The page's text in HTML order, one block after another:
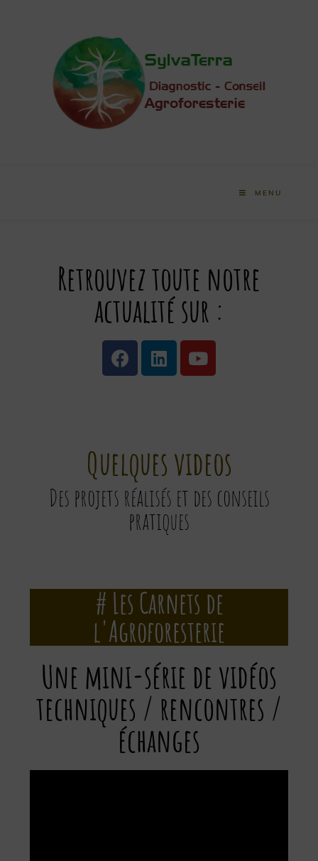
MENU
Retrouvez toute notre
actualité sur :
Quelques videos
Des projets réalisés et des conseils
pratiques
# Les Carnets de
l'Agroforesterie
Une mini-série de vidéos
techniques / rencontres /
échanges